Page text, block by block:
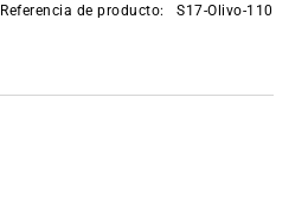
Referencia de producto: S17-Olivo-110